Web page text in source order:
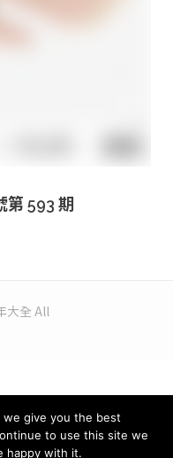
give you the best
to use this site we
happy with it.